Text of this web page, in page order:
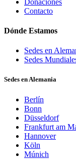
Contacto
Dónde Estamos
Sedes en
Sedes
Sedes en Alemania
Berlín
Bonn
Düsseldorf
Frankfurt am
Hannover
Köln
Múnich